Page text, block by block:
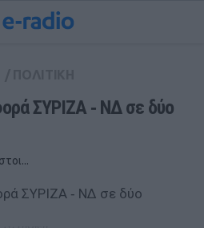
ΣΥΡΙΖΑ ‑ ΝΔ σε δύο